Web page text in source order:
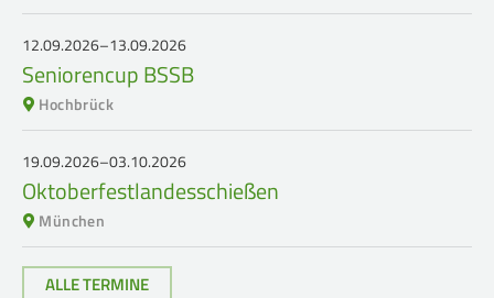
12.09.2026–13.09.2026
Seniorencup BSSB
Hochbrück
19.09.2026–03.10.2026
Oktoberfestlandesschießen
München
ALLE TERMINE